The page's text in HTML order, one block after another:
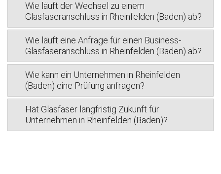
Wie läuft der Wechsel zu einem
Glasfaseranschluss in Rheinfelden (Baden) ab?
Wie läuft eine Anfrage für einen Business-
Glasfaseranschluss in Rheinfelden (Baden) ab?
Wie kann ein Unternehmen in Rheinfelden
(Baden) eine Prüfung anfragen?
Hat Glasfaser langfristig Zukunft für
Unternehmen in Rheinfelden (Baden)?